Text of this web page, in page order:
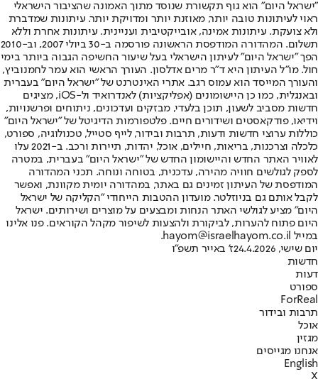
"ישראל היום" הוא גוף תקשורת שנוסד מתוך האמונה שהציבור הישראלי
ראוי לעיתונות טובה יותר, מאוזנת יותר ומדויקת יותר. עיתונות שמדברת
ולא צועקת. עיתונות אמינה, אובייקטיבית ועניינית. עיתונות אחרת וללא
תשלום. המהדורה המודפסת הראשונה פורסמה ב-30 ביולי 2007, וב-2010
הפך "ישראל היום" לעיתון הישראלי בעל שיעור החשיפה הגבוה ביותר בימי
חול. מו"ל העיתון היא ד"ר מרים אדלסון. העורך הראשי הוא עמר לחמנוביץ,
והעורך המייסד הוא עמוס רגב. אתרי האינטרנט של "ישראל היום" בעברית
ובאנגלית, כמו כן היישומונים (אפליקציות) לאנדרואיד ול-iOS, מציגים
חדשות מסביב לשעון, תוכן בלעדי, מבזקים ועדכונים, ניתוחים ופרשנויות,
וידיאו, פודקאסטים ושידורים חיים. פלטפורמות הדיגיטל של "ישראל היום"
כוללות ערוצי חדשות ודעות, תרבות ובידור, לייף סטייל, טכנולוגיה, ספורט,
כלכלה וצרכנות, בריאות, חיילים, אוכל, יהדות, תיירות ורכב. ב-2021 עלו
לאוויר האתר החדש והיישומון החדש של "ישראל היום" בעברית, במטרה
לספק לגולשים חוויה מהירה, עדכנית, בטוחה ונוחה. תכני המהדורה
המודפסת של העיתון זמינים גם באתר, במהדורה יומית מקוונת, ואפשר
לקבל אותם גם בניוזלטר. מועדון ההטבות הייחודי "הקליקה של ישראל
היום" מציע לגולשי האתר הנחות ומבצעים על מוצרים ושירותים. ישראל
היום פתוח להערות, לביקורת ולהצעות לשיפור מקהל הקוראים. פנו אלינו
במייל hayom@israelhayom.co.il.
יום שישי, 24.4.2026
ז' באייר תשפ"ו
חדשות
דעות
ספורט
ForReal
תרבות ובידור
אוכל
מגזין
אנחנו מגייסים
English